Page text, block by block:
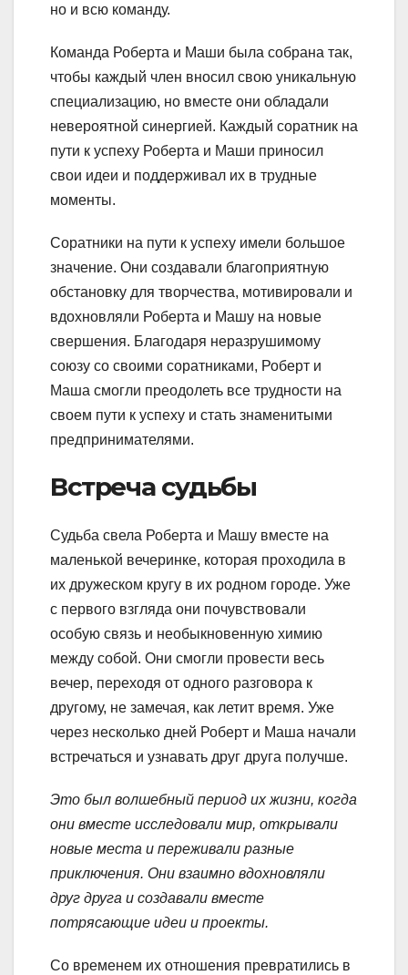
но и всю команду.
Команда Роберта и Маши была собрана так,
чтобы каждый член вносил свою уникальную
специализацию, но вместе они обладали
невероятной синергией. Каждый соратник на
пути к успеху Роберта и Маши приносил
свои идеи и поддерживал их в трудные
моменты.
Соратники на пути к успеху имели большое
значение. Они создавали благоприятную
обстановку для творчества, мотивировали и
вдохновляли Роберта и Машу на новые
свершения. Благодаря неразрушимому
союзу со своими соратниками, Роберт и
Маша смогли преодолеть все трудности на
своем пути к успеху и стать знаменитыми
предпринимателями.
Встреча судьбы
Судьба свела Роберта и Машу вместе на
маленькой вечеринке, которая проходила в
их дружеском кругу в их родном городе. Уже
с первого взгляда они почувствовали
особую связь и необыкновенную химию
между собой. Они смогли провести весь
вечер, переходя от одного разговора к
другому, не замечая, как летит время. Уже
через несколько дней Роберт и Маша начали
встречаться и узнавать друг друга получше.
Это был волшебный период их жизни, когда
они вместе исследовали мир, открывали
новые места и переживали разные
приключения. Они взаимно вдохновляли
друг друга и создавали вместе
потрясающие идеи и проекты.
Со временем их отношения превратились в